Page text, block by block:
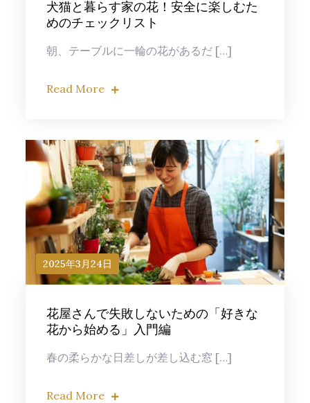
犬猫と暮らす家の花！安全に楽しむた
めのチェックリスト
朝、テーブルに一輪の花があるだ […]
Read More
2025年3月24日
花屋さんで失敗しないための「好きな
花から始める」入門編
春の柔らかな日差しが差し込む窓 […]
Read More